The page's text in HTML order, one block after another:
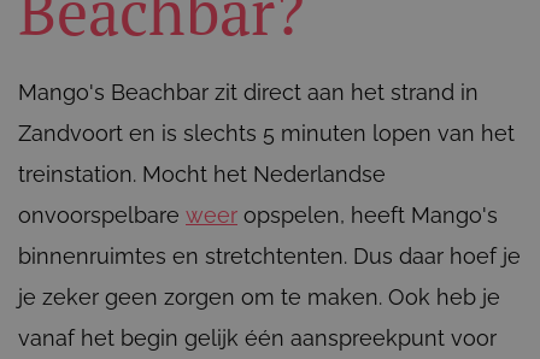
Mango's Beachbar zit direct aan het strand in
Zandvoort en is slechts 5 minuten lopen van het
treinstation. Mocht het Nederlandse
onvoorspelbare weer opspelen, heeft Mango's
binnenruimtes en stretchtenten. Dus daar hoef je
je zeker geen zorgen om te maken. Ook heb je
vanaf het begin gelijk één aanspreekpunt voor